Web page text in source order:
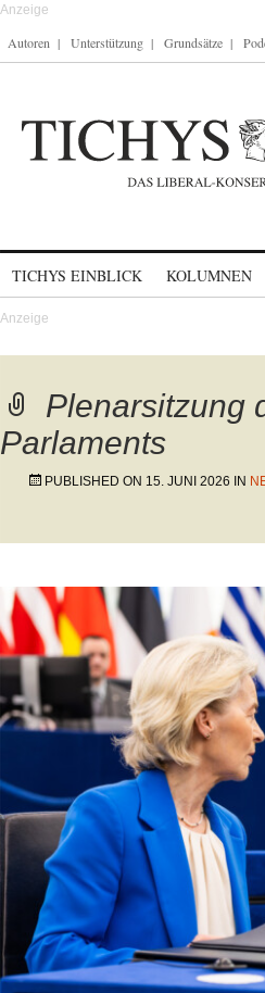
Autoren Unterstützung Grundsätze
TICHYS EINBLICK KOLUMNEN
Plenarsitzung
Parlaments
PUBLISHED ON 15. JUNI 2026 IN